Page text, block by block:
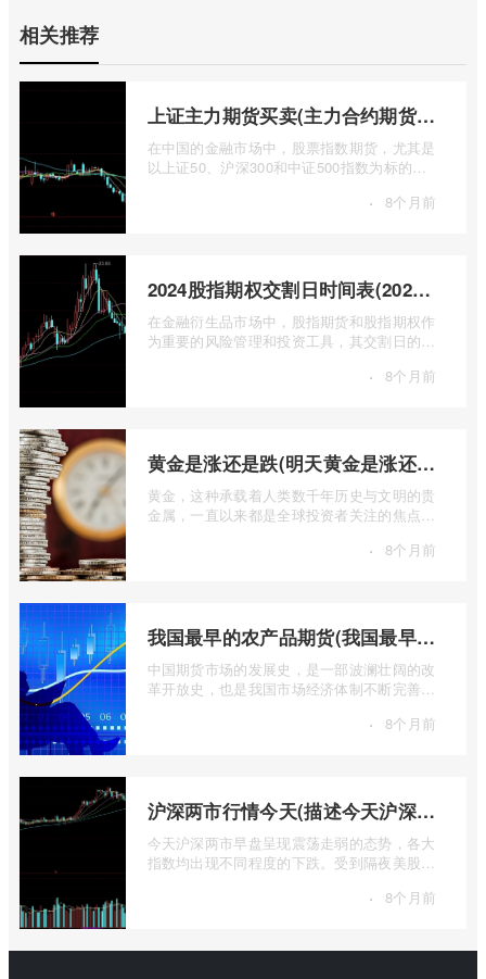
相关推荐
上证主力期货买卖(主力合约期货市场大盘)
在中国的金融市场中，股票指数期货，尤其是
以上证50、沪深300和中证500指数为标的的
· 8个月前
2024股指期权交割日时间表(2024股指期货交割日)
在金融衍生品市场中，股指期货和股指期权作
为重要的风险管理和投资工具，其交割日的设
· 8个月前
黄金是涨还是跌(明天黄金是涨还是跌)
黄金，这种承载着人类数千年历史与文明的贵
金属，一直以来都是全球投资者关注的焦点。
· 8个月前
我国最早的农产品期货(我国最早的农产品期货交易合约的品种是)
中国期货市场的发展史，是一部波澜壮阔的改
革开放史，也是我国市场经济体制不断完善的
· 8个月前
沪深两市行情今天(描述今天沪深两市早盘交易情况)
今天沪深两市早盘呈现震荡走弱的态势，各大
指数均出现不同程度的下跌。受到隔夜美股下
· 8个月前